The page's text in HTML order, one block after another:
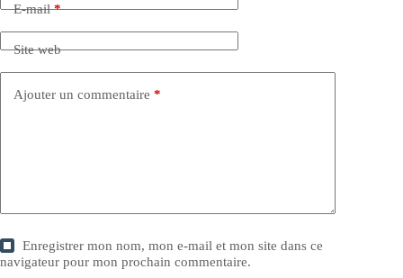
E-mail*
Site web
Ajouter un commentaire *
Enregistrer mon nom, mon e-mail et mon site dans ce
navigateur pour mon prochain commentaire.